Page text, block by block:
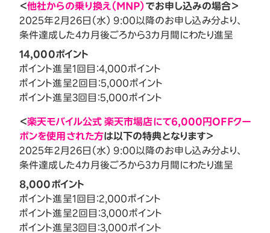
＜他社からの乗り換え（MNP）でお申し込みの場合＞
2025年2月26日（水） 9:00以降のお申し込み分より、
条件達成した4カ月後ごろから3カ月間にわたり進呈
14,000ポイント
ポイント進呈1回目：4,000ポイント
ポイント進呈2回目：5,000ポイント
ポイント進呈3回目：5,000ポイント
＜楽天モバイル公式 楽天市場店にて6,000円OFFクー
ポンを使用された方は以下の特典となります＞
2025年2月26日（水） 9:00以降のお申し込み分より、
条件達成した4カ月後ごろから3カ月間にわたり進呈
8,000ポイント
ポイント進呈1回目：2,000ポイント
ポイント進呈2回目：3,000ポイント
ポイント進呈3回目：3,000ポイント